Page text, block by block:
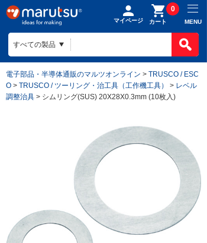
マイページ カート
0
MENU
電子部品・半導体通販のマルツオンライン > TRUSCO / ESC
O > TRUSCO / ツーリング・治工具（工作機工具） > レベル
調整治具 > シムリング(SUS) 20X28X0.3mm (10枚入)